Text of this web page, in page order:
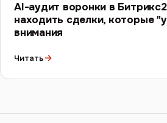
AI-аудит воронки в
находить сделки, которые
внимания
Читать→